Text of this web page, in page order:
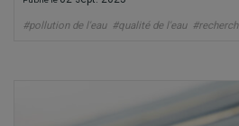
#pollution de l'eau #qualité de l'eau